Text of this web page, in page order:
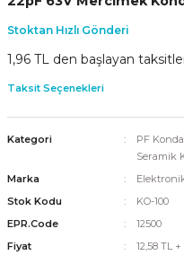
Stoktan Hızlı Gönderi
1,96 TL den başlayan
Taksit Seçenekleri
Kategori PF
Seramik
Marka
Stok Kodu
KO-100
EPR.Code
12500
Fiyat
12,58 TL